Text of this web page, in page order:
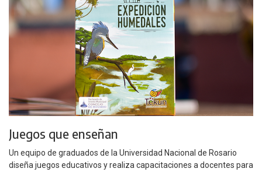
Juegos que enseñan
Un equipo de graduados de la Universidad Nacional de Rosario
diseña juegos educativos y realiza capacitaciones a docentes para